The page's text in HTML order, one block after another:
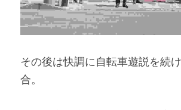
その後は快調に自転車遊説を続
合。